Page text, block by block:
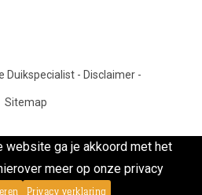
Duikspecialist - Disclaimer -
Sitemap
website ga je akkoord met het
meer op onze privacy
Privacy verklaring